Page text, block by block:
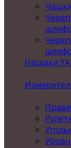
Насадки